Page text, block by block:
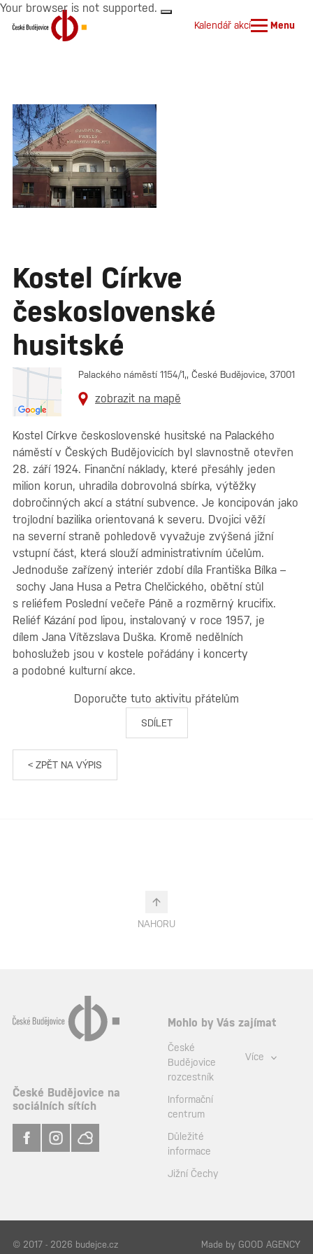
Your browser is not supported.
Kalendář akcí Menu
Kostel Církve
československé
husitské
Palackého náměstí 1154/1,, České Budějovice, 37001
zobrazit na mapě
Kostel Církve československé husitské na Palackého
náměstí v Českých Budějovicích byl slavnostně otevřen
28. září 1924. Finanční náklady, které přesáhly jeden
milion korun, uhradila dobrovolná sbírka, výtěžky
dobročinných akcí a státní subvence. Je koncipován jako
trojlodní bazilika orientovaná k severu. Dvojici věží
na severní straně pohledově vyvažuje zvýšená jižní
vstupní část, která slouží administrativním účelům.
Jednoduše zařízený interiér zdobí díla Františka Bílka –
sochy Jana Husa a Petra Chelčického, obětní stůl
s reliéfem Poslední večeře Páně a rozměrný krucifix.
Reliéf Kázání pod lipou, instalovaný v roce 1957, je
dílem Jana Vítězslava Duška. Kromě nedělních
bohoslužeb jsou v kostele pořádány i koncerty
a podobné kulturní akce.
Doporučte tuto aktivitu přátelům
SDÍLET
< ZPĚT NA VÝPIS
NAHORU
České Budějovice na
sociálních sítích
Mohlo by Vás zajímat
České
Budějovice
rozcestník
Informační
centrum
Důležité
informace
Jižní Čechy
Více
© 2017 - 2026 budejce.cz Made by GOOD AGENCY